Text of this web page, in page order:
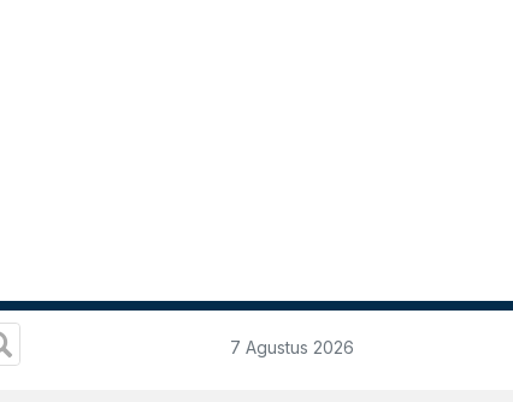
7 Agustus 2026